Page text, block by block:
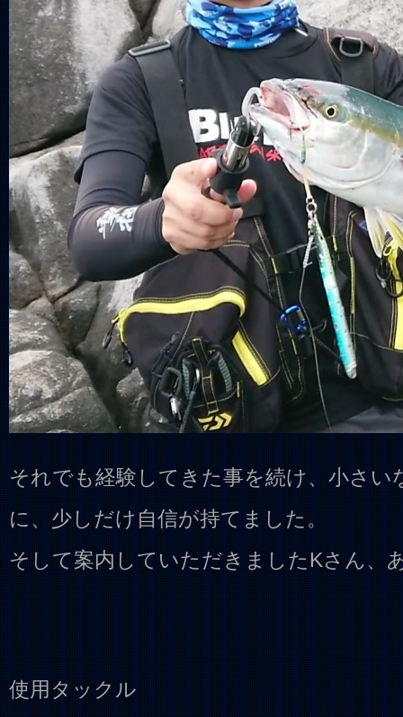
それでも経験してきた事を続け、小さい
に、少しだけ自信が持てました。
そして案内していただきましたKさん、
使用タックル